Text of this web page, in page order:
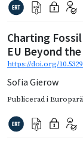
Charting
EU Beyond
https://doi.org/
Sofia Gierow
Publicerad i